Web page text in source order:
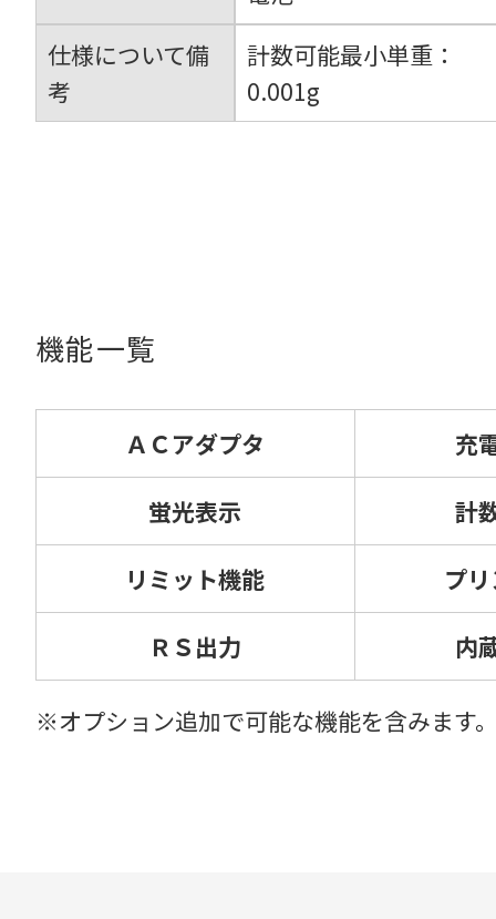
仕様について備
考
計数可能最小単重：
0.001g
機能一覧
ＡＣアダプタ 充
蛍光表示 計
リミット機能 プ
ＲＳ出力 内
※オプション追加で可能な機能を含みます